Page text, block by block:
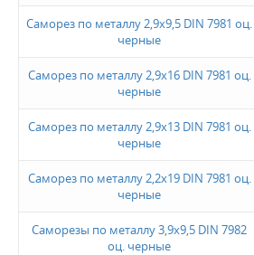
Саморез по металлу 2,9х9,5 DIN 7981 оц.
черные
Саморез по металлу 2,9х16 DIN 7981 оц.
черные
Саморез по металлу 2,9х13 DIN 7981 оц.
черные
Саморез по металлу 2,2х19 DIN 7981 оц.
черные
Саморезы по металлу 3,9х9,5 DIN 7982
оц. черные